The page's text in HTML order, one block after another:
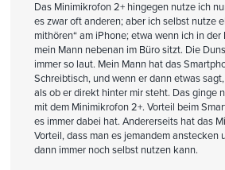
Das Minimikrofon 2+ hingegen nutze ich
es zwar oft anderen; aber ich selbst nutze
mithören“ am iPhone; etwa wenn ich in
mein Mann nebenan im Büro sitzt. Die
immer so laut. Mein Mann hat das
Schreibtisch, und wenn er dann etwas
als ob er direkt hinter mir steht. Das ginge
mit dem Minimikrofon 2+. Vorteil beim
es immer dabei hat. Andererseits hat das
Vorteil, dass man es jemandem anstecken
dann immer noch selbst nutzen kann.